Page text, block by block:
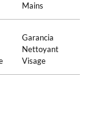
Mains
Garancia
Nettoyant
Visage